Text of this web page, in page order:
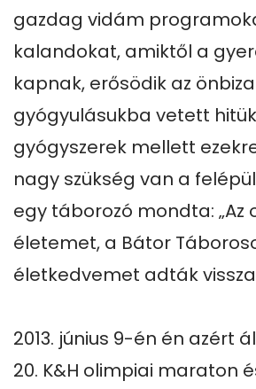
gazdag vidám
kalandokat, amiktől a
kapnak, erősödik az
gyógyulásukba vetett
gyógyszerek mellett
nagy szükség van a
egy táborozó mondta: „Az
életemet, a Bátor
életkedvemet adták
2013. június 9-én én azért
20. K&H olimpiai maraton